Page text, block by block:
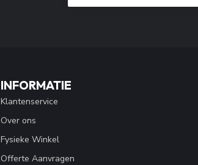
INFORMATIE
Klantenservice
Over ons
Fysieke Winkel
Offerte Aanvragen